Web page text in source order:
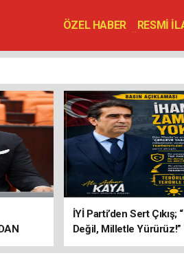
ÖZEL HABER RESMİ
VEFAT EDENLER
İYİ Parti’den Sert Çıkış;
Değil, Milletle Yürürüz!”